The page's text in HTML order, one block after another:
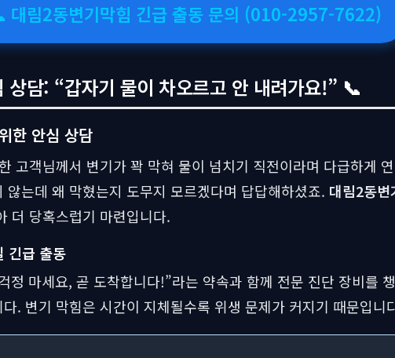
대림2동변기막힘 긴급 출동 문의 (010-2957-7622)
상담: “갑자기 물이 차오르고 안 내려가요!” 📞
한 안심 상담
고객님께서 변기가 꽉 막혀 물이 넘치기 직전이라며 다급하게
않는데 왜 막혔는지 도무지 모르겠다며 답답해하셨죠. 대림2동변
더 당혹스럽기 마련입니다.
긴급 출동
정 마세요, 곧 도착합니다!”라는 약속과 함께 전문 진단 장비를
. 변기 막힘은 시간이 지체될수록 위생 문제가 커지기 때문입니